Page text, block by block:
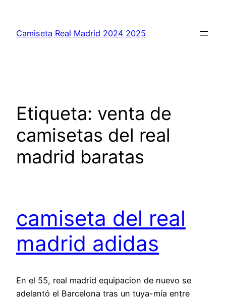
contenido
Camiseta Real Madrid 2024 2025
Etiqueta: venta de
camisetas del real
madrid baratas
camiseta del real
madrid adidas
En el 55, real madrid equipacion de nuevo se
adelantó el Barcelona tras un tuya-mía entre